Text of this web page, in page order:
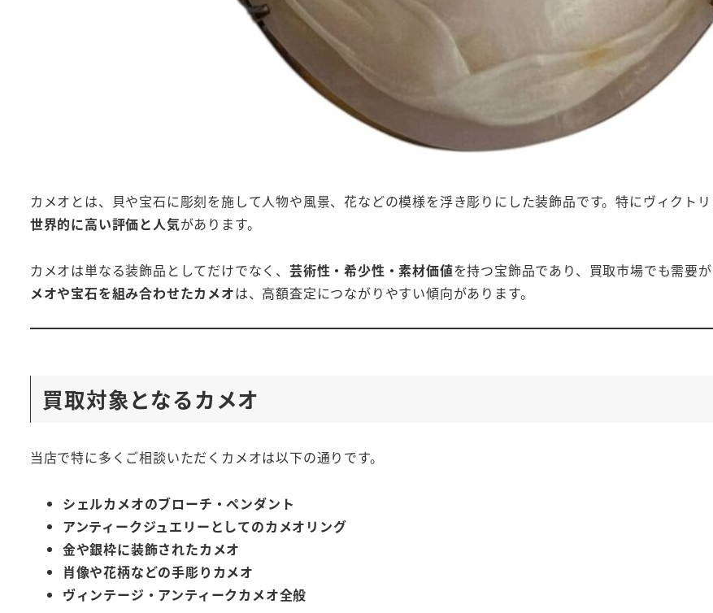
カメオとは、貝や宝石に彫刻を施して人物や風景、花などの模様を浮き彫りにした装飾品です。特にヴィクト
世界的に高い評価と人気があります。
カメオは単なる装飾品としてだけでなく、 芸術性・希少性・素材価値を持つ宝飾品であり、買取市場でも需要
メオや宝石を組み合わせたカメオは、高額査定につながりやすい傾向があります。
買取対象となるカメオ
当店で特に多くご相談いただくカメオは以下の通りです。
シェルカメオのブローチ・ペンダント
アンティークジュエリーとしてのカメオリング
金や銀枠に装飾されたカメオ
肖像や花柄などの手彫りカメオ
ヴィンテージ・アンティークカメオ全般